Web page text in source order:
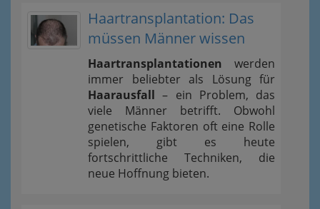
Haartransplantation: Das
müssen Männer wissen
Haartransplantationen werden
immer beliebter als Lösung für
Haarausfall – ein Problem, das
viele Männer betrifft. Obwohl
genetische Faktoren oft eine Rolle
spielen, gibt es heute
fortschrittliche Techniken, die
neue Hoffnung bieten.